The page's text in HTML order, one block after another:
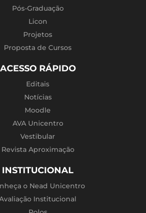
Pós-Graduação
Licon
Projetos
Proposta de Cursos
ACESSO RÁPIDO
Editais
Notícias
Moodle
AVA Unicentro
Vestibular
Revista Aproximação
INSTITUCIONAL
o Nead Unicentro
Institucional